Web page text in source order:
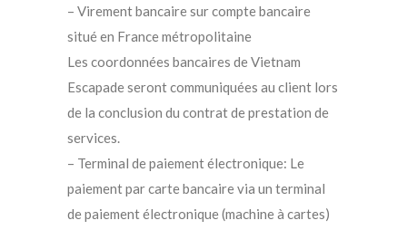
– Virement bancaire sur compte bancaire
situé en France métropolitaine
Les coordonnées bancaires de Vietnam
Escapade seront communiquées au client lors
de la conclusion du contrat de prestation de
services.
– Terminal de paiement électronique: Le
paiement par carte bancaire via un terminal
de paiement électronique (machine à cartes)